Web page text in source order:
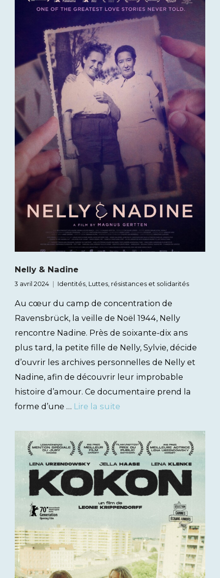
Nelly & Nadine
3 avril 2024 Identités, Luttes, résistances et solidarités
Au cœur du camp de concentration de
Ravensbrück, la veille de Noël 1944, Nelly
rencontre Nadine. Près de soixante-dix ans
plus tard, la petite fille de Nelly, Sylvie, décide
d’ouvrir les archives personnelles de Nelly et
Nadine, afin de découvrir leur improbable
histoire d’amour. Ce documentaire prend la
forme d’une … Lire la suite